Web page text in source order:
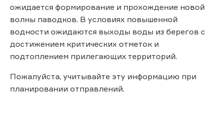
ожидается формирование и прохождение новой
волны паводков. В условиях повышенной
водности ожидаются выходы воды из берегов с
достижением критических отметок и
подтоплением прилегающих территорий.
Пожалуйста, учитывайте эту информацию при
планировании отправлений.